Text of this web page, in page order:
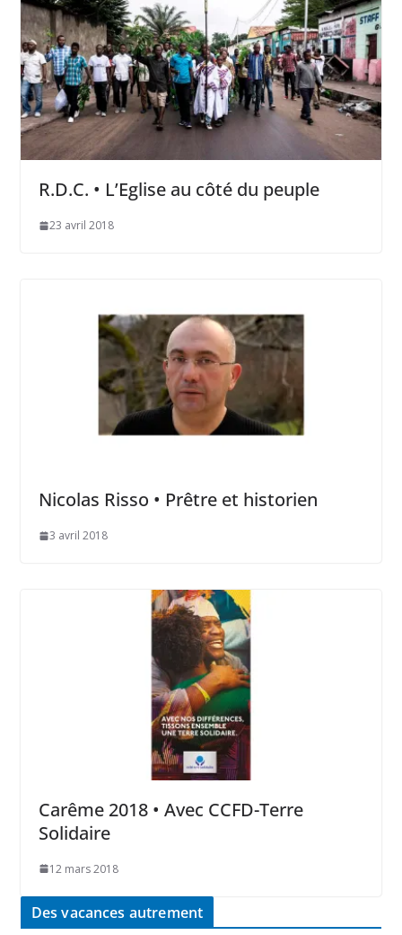
R.D.C. • L’Eglise au côté du peuple
23 avril 2018
Nicolas Risso • Prêtre et historien
3 avril 2018
Carême 2018 • Avec CCFD-Terre
Solidaire
12 mars 2018
Des vacances autrement